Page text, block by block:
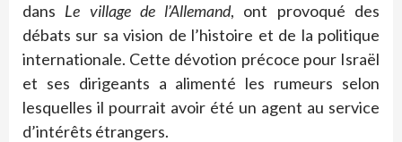
dans Le village de l’Allemand, ont provoqué des
débats sur sa vision de l’histoire et de la politique
internationale. Cette dévotion précoce pour Israël
et ses dirigeants a alimenté les rumeurs selon
lesquelles il pourrait avoir été un agent au service
d’intérêts étrangers.